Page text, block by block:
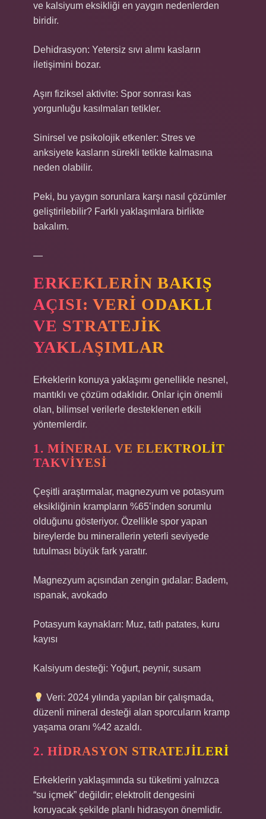
ve kalsiyum eksikliği en yaygın nedenlerden
biridir.
Dehidrasyon: Yetersiz sıvı alımı kasların
iletişimini bozar.
Aşırı fiziksel aktivite: Spor sonrası kas
yorgunluğu kasılmaları tetikler.
Sinirsel ve psikolojik etkenler: Stres ve
anksiyete kasların sürekli tetikte kalmasına
neden olabilir.
Peki, bu yaygın sorunlara karşı nasıl çözümler
geliştirilebilir? Farklı yaklaşımlara birlikte
bakalım.
—
ERKEKLERIN BAKIŞ
AÇISI: VERI ODAKLI
VE STRATEJIK
YAKLAŞIMLAR
Erkeklerin konuya yaklaşımı genellikle nesnel,
mantıklı ve çözüm odaklıdır. Onlar için önemli
olan, bilimsel verilerle desteklenen etkili
yöntemlerdir.
1. MINERAL VE ELEKTROLIT
TAKVIYESI
Çeşitli araştırmalar, magnezyum ve potasyum
eksikliğinin krampların %65’inden sorumlu
olduğunu gösteriyor. Özellikle spor yapan
bireylerde bu minerallerin yeterli seviyede
tutulması büyük fark yaratır.
Magnezyum açısından zengin gıdalar: Badem,
ıspanak, avokado
Potasyum kaynakları: Muz, tatlı patates, kuru
kayısı
Kalsiyum desteği: Yoğurt, peynir, susam
Veri: 2024 yılında yapılan bir çalışmada,
düzenli mineral desteği alan sporcuların kramp
yaşama oranı %42 azaldı.
2. HIDRASYON STRATEJILERI
Erkeklerin yaklaşımında su tüketimi yalnızca
“su içmek” değildir; elektrolit dengesini
koruyacak şekilde planlı hidrasyon önemlidir.